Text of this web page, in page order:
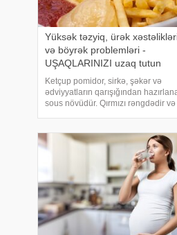
Yüksək təzyiq, ürək
və böyrək problemləri -
UŞAQLARINIZI uzaq tutun
Ketçup pomidor, sirkə, şəkər və
ədviyyatların qarışığından
sous növüdür. Qırmızı rəngdədir və
şirinləşdirmək və dad verməkdir.
Xüsusil